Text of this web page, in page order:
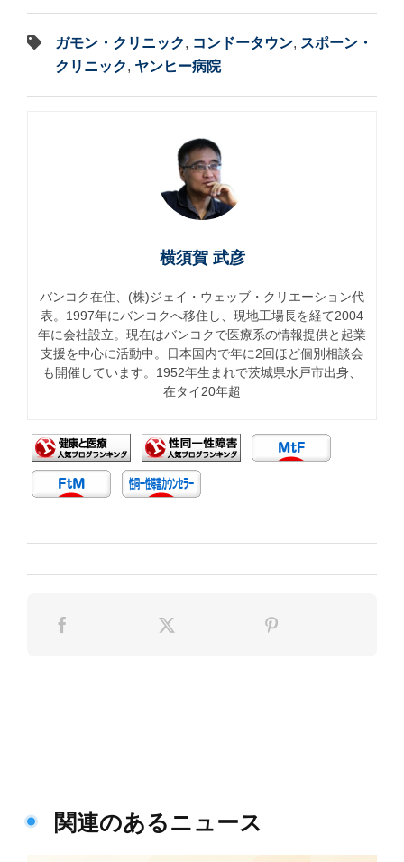
ガモン・クリニック, コンドータウン, スポーン・
クリニック, ヤンヒー病院
横須賀 武彦
バンコク在住、(株)ジェイ・ウェッブ・クリエーション代
表。1997年にバンコクへ移住し、現地工場長を経て2004
年に会社設立。現在はバンコクで医療系の情報提供と起業
支援を中心に活動中。日本国内で年に2回ほど個別相談会
も開催しています。1952年生まれで茨城県水戸市出身、
在タイ20年超
関連のあるニュース